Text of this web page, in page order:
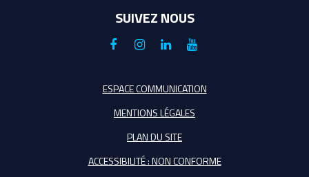
SUIVEZ NOUS
Lien
le
Facebook
Lien
le
compte
Instagram
Lien
le
compte
Linkedin
Lien
la
Youtube
ESPACE COMMUNICATION
MENTIONS LÉGALES
PLAN DU SITE
ACCESSIBILITÉ : NON CONFORME